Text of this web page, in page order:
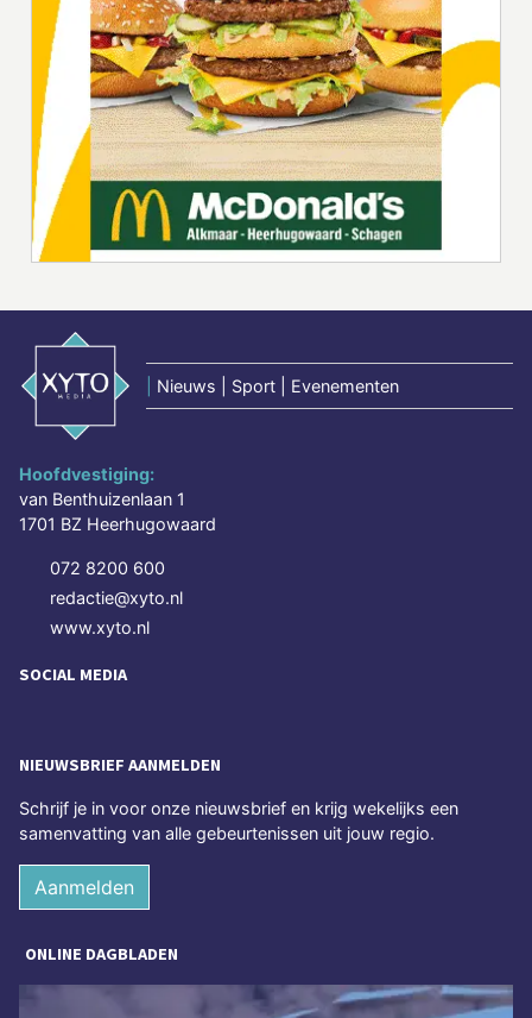
Nieuws | Sport | Evenementen
Hoofdvestiging:
van Benthuizenlaan 1
1701 BZ Heerhugowaard
072 8200 600
redactie@xyto.nl
www.xyto.nl
SOCIAL MEDIA
NIEUWSBRIEF AANMELDEN
Schrijf je in voor onze nieuwsbrief en krijg wekelijks een
samenvatting van alle gebeurtenissen uit jouw regio.
Aanmelden
ONLINE DAGBLADEN